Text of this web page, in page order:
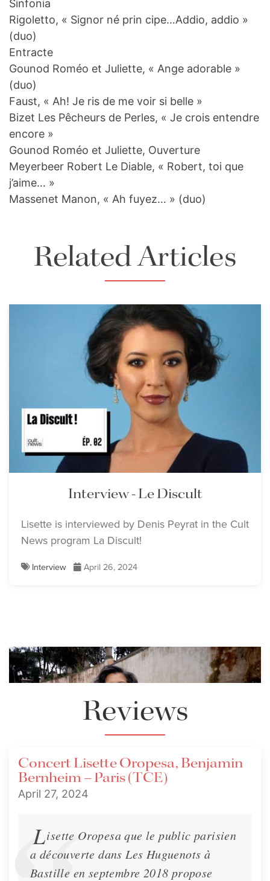
Sinfonia
Rigoletto, « Signor né prin cipe…Addio, addio »
(duo)
Entracte
Gounod Roméo et Juliette, « Ange adorable »
(duo)
Faust, « Ah! Je ris de me voir si belle »
Bizet Les Pêcheurs de Perles, « Je crois entendre
encore »
Gounod Roméo et Juliette, Ouverture
Meyerbeer Robert Le Diable, « Robert, toi que
j’aime… »
Massenet Manon, « Ah fuyez… » (duo)
Related Articles
Interview - Le Discult
Lisette is interviewed by Denis Peyrat in the Cult
News program La Discult!
Interview April 26, 2024
🌷 Spring 2024 Newsletter
Newsletter April 7, 2024
Reviews
Concert Lisette Oropesa, Benjamin
Bernheim – Paris (TCE)
April 27, 2024
Lisette Oropesa que le public parisien
a découverte dans Les Huguenots à
Bastille en septembre 2018 propose